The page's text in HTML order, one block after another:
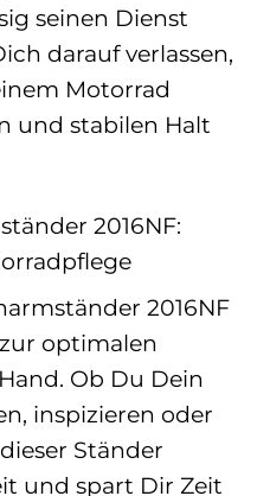
seinen Dienst
darauf verlassen,
Motorrad
und stabilen Halt
2016NF:
2016NF
optimalen
Ob Du Dein
inspizieren oder
Ständer
und spart Dir Zeit